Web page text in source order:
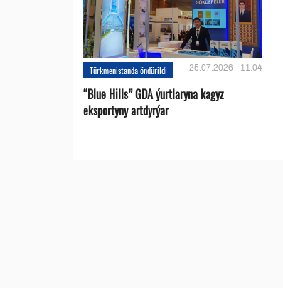
Türkmenistanda öndürildi 25.07.2026 - 11:04
“Blue Hills” GDA ýurtlaryna kagyz
eksportyny artdyrýar